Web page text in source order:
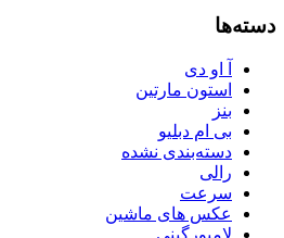
دسته‌ها
آ او دی
استون مارتین
بنز
بی ام دبلیو
دسته‌بندی نشده
رالی
سرعت
عکس های ماشین
لامبورگینی